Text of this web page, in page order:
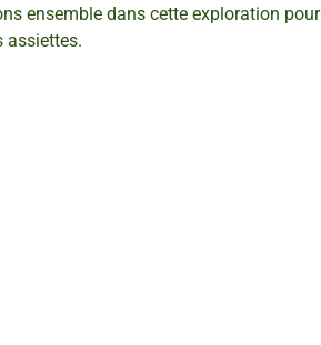
ensemble dans cette exploration pour
assiettes.